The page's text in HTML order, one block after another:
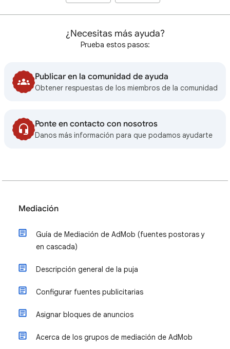
¿Necesitas más ayuda?
Prueba estos pasos:
Publicar en la comunidad de ayuda
Obtener respuestas de los miembros de la comunidad
Ponte en contacto con nosotros
Danos más información para que podamos ayudarte
Mediación
Guía de Mediación de AdMob (fuentes postoras y
en cascada)
Descripción general de la puja
Configurar fuentes publicitarias
Asignar bloques de anuncios
Acerca de los grupos de mediación de AdMob